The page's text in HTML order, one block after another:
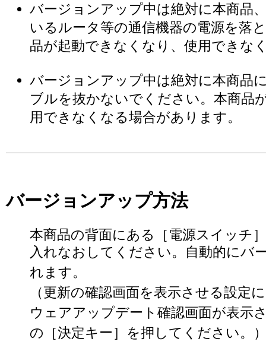
バージョンアップ中は絶対に本商品
いるルータ等の通信機器の電源を落
品が起動できなくなり、使用できな
バージョンアップ中は絶対に本商品
ブルを抜かないでください。本商品
用できなくなる場合があります。
バージョンアップ方法
本商品の背面にある［電源スイッチ
入れなおしてください。自動的にバ
れます。
（更新の確認画面を表示させる設定
ウェアアップデート確認画面が表示
の［決定キー］を押してください。